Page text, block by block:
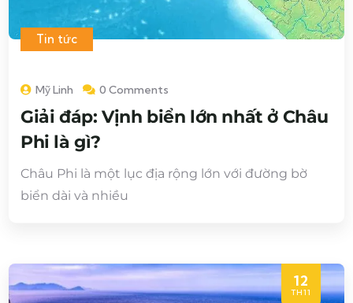
Tin tức
Mỹ Linh 0 Comments
Giải đáp: Vịnh biển lớn nhất ở Châu
Phi là gì?
Châu Phi là một lục địa rộng lớn với đường bờ
biển dài và nhiều
12
TH11